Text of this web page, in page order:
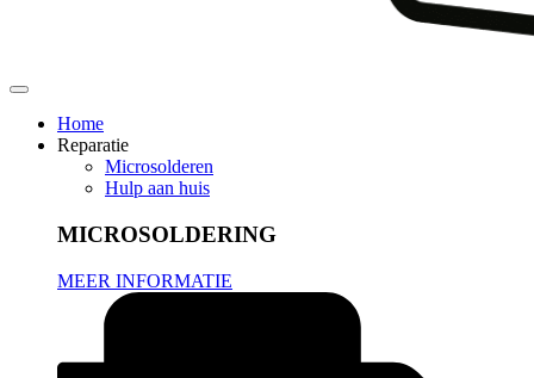
Home
Reparatie
Microsolderen
Hulp aan huis
MICROSOLDERING
MEER INFORMATIE